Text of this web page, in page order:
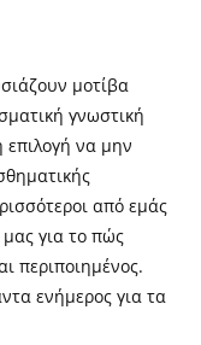
μοτίβα
γνωστική
επιλογή να μην
από εμάς
για το πώς
περιποιημένος.
ενήμερος για τα